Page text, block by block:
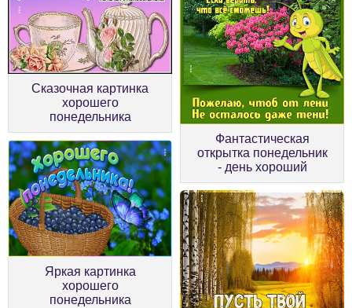
Сказочная картинка
хорошего
понедельника
Фантастическая
открытка понедельник
- день хороший
Яркая картинка
хорошего
понедельника